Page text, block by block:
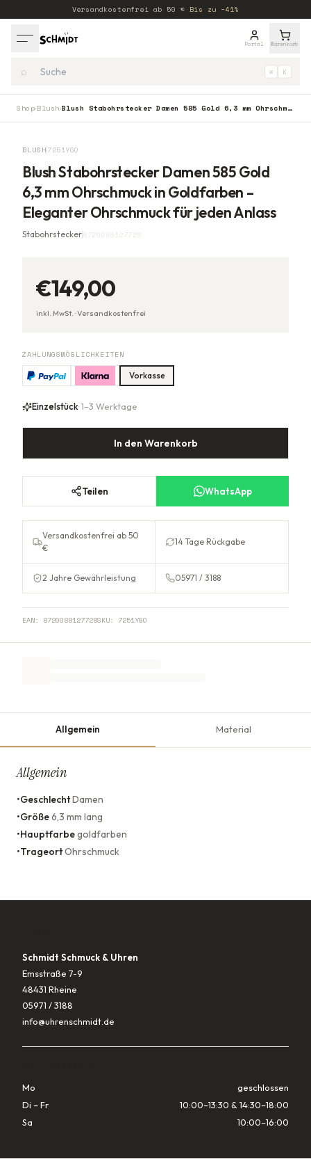
Versandkostenfrei ab 50 € Bis zu −41%
Portal Warenkorb
⌕ ⌘ K
Shop›Blush› Blush Stabohrstecker Damen 585 Gold 6,3 mm Ohrschmuck in Goldfarben – Eleganter Ohrschmuck für jeden Anlass
BLUSH 7251YGO
Blush Stabohrstecker Damen 585 Gold
6,3 mm Ohrschmuck in Goldfarben –
Eleganter Ohrschmuck für jeden Anlass
Stabohrstecker8720088127728
€149,00
inkl. MwSt. ·Versandkostenfrei
ZAHLUNGSMÖGLICHKEITEN
Vorkasse
Einzelstück· 1–3 Werktage
In den Warenkorb
Teilen WhatsApp
Versandkostenfrei ab 50
€
14 Tage Rückgabe
2 Jahre Gewährleistung 05971 / 3188
EAN: 8720088127728SKU: 7251YGO
Allgemein Material
Allgemein
•GeschlechtDamen
•Größe6,3 mm lang
•Hauptfarbegoldfarben
•TrageortOhrschmuck
Schmidt Schmuck & Uhren
Emsstraße 7-9
48431 Rheine
05971 / 3188
info@uhrenschmidt.de
Mo
geschlossen
Di – Fr
10:00–13:30 & 14:30–18:00
Sa
10:00–16:00